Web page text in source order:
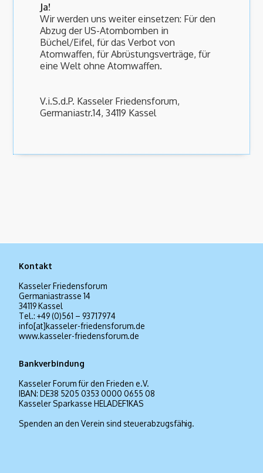
Ja!
Wir werden uns weiter einsetzen: Für den
Abzug der US-Atombomben in
Büchel/Eifel, für das Verbot von
Atomwaffen, für Abrüstungsverträge, für
eine Welt ohne Atomwaffen.
V.i.S.d.P. Kasseler Friedensforum,
Germaniastr.14, 34119 Kassel
Kontakt
Kasseler Friedensforum
Germaniastrasse 14
34119 Kassel
Tel.: +49 (0)561 – 93717974
info[at]kasseler-friedensforum.de
www.kasseler-friedensforum.de
Bankverbindung
Kasseler Forum für den Frieden e.V.
IBAN: DE38 5205 0353 0000 0655 08
Kasseler Sparkasse HELADEF1KAS
Spenden an den Verein sind steuerabzugsfähig.